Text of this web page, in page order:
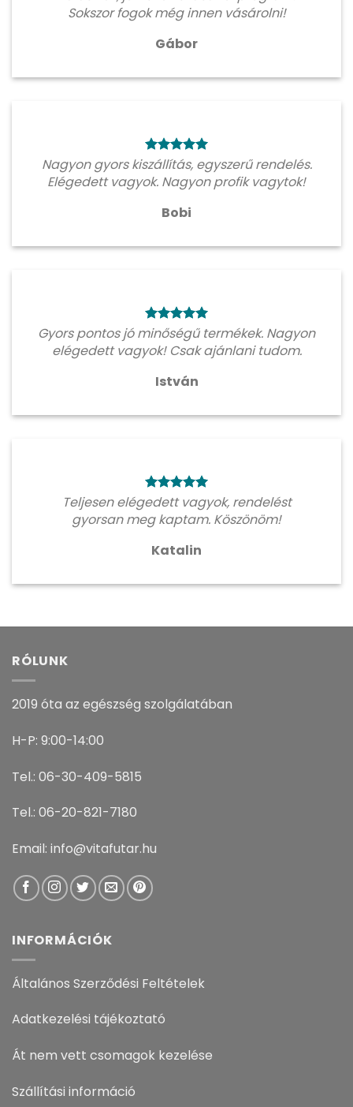
Sokszor fogok még innen vásárolni!
Gábor
Nagyon gyors kiszállítás, egyszerű rendelés.
Elégedett vagyok. Nagyon profik vagytok!
Bobi
Gyors pontos jó minőségű termékek. Nagyon
elégedett vagyok! Csak ajánlani tudom.
István
Teljesen elégedett vagyok, rendelést
gyorsan meg kaptam. Köszönöm!
Katalin
RÓLUNK
2019 óta az egészség szolgálatában
H-P: 9:00-14:00
Tel.: 06-30-409-5815
Tel.: 06-20-821-7180
Email: info@vitafutar.hu
INFORMÁCIÓK
Általános Szerződési Feltételek
Adatkezelési tájékoztató
Át nem vett csomagok kezelése
Szállítási információ